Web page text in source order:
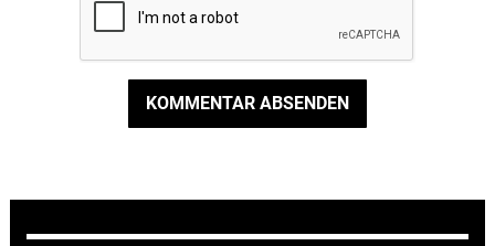
KOMMENTAR ABSENDEN